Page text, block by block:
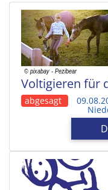
Voltigieren für
abgesagt